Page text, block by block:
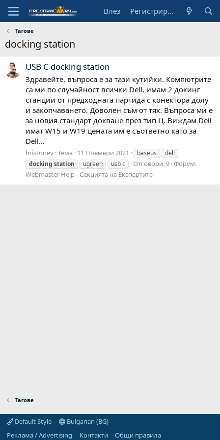
Влез Регистрирай се
Тагове
docking station
USB C docking station
Здравейте, въпроса е за тази кутийки. Компютрите
са ми по случайност всички Dell, имам 2 докинг
станции от предходната партида с конектора долу
и закопчаването. Доволен съм от тях. Въпроса ми е
за новия стандарт докване през тип Ц. Виждам Dell
имат W15 и W19 цената им е съответно като за
Dell...
hristonev Тема 11 Ноември 2021 baseus
dell
docking station ugreen usb c Отговори: 9 Форум:
Webmaster Help - Секцията на Експертите
Тагове
Default Style
Bulgarian (BG)
Реклама / Advertising
Контакти
Общи правила